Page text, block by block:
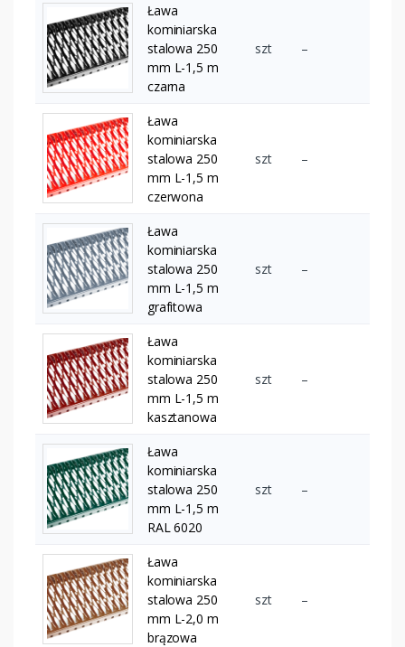
Ława
kominiarska
stalowa 250
mm L-1,5 m
czarna
szt –
Ława
kominiarska
stalowa 250
mm L-1,5 m
czerwona
szt –
Ława
kominiarska
stalowa 250
mm L-1,5 m
grafitowa
szt –
Ława
kominiarska
stalowa 250
mm L-1,5 m
kasztanowa
szt –
Ława
kominiarska
stalowa 250
mm L-1,5 m
RAL 6020
szt –
Ława
kominiarska
stalowa 250
mm L-2,0 m
brązowa
szt –